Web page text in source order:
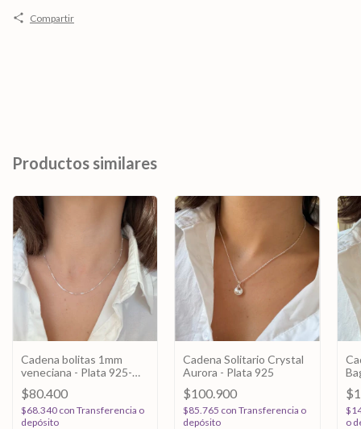
Compartir
Productos similares
Cadena bolitas 1mm
veneciana - Plata 925-
40cm
$80.400
$68.340 con Transferencia o
depósito
Cadena Solitario Crystal
Aurora - Plata 925
$100.900
$85.765 con Transferencia o
depósito
o